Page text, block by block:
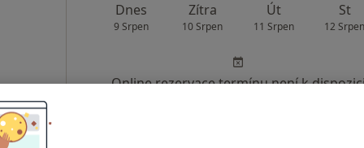
Dnes
9 Srpen
Zítra
10 Srpen
Út
11 Srpen
St
12
Online rezervace termínu není k